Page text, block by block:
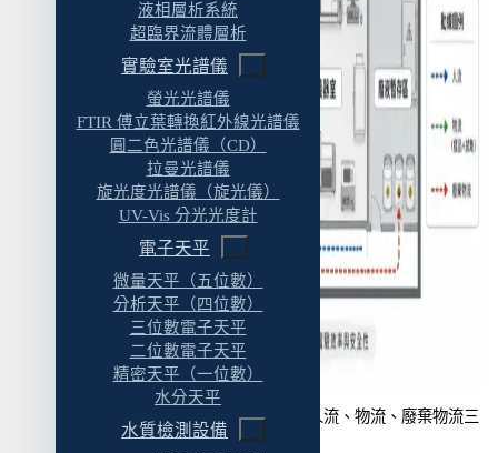
液相層析系統
超臨界流體層析
實驗室光譜儀
螢光光譜儀
FTIR 傅立葉轉換紅外線光譜儀
圓二色光譜儀（CD）
拉曼光譜儀
旋光度光譜儀（旋光儀）
UV-Vis 分光光度計
電子天平
微量天平（五位數）
分析天平（四位數）
三位數電子天平
二位數電子天平
精密天平（一位數）
水分天平
水質檢測設備
四、四種實驗室的動線模式比較
四種動線模式比較表
五、實驗室通道寬度與逃生動線
通道寬度的建議
逃生動線的兩個原則
通道不能被佔用
六、實驗室傢俱配置與設備佈局
實驗桌的排列方式
排煙櫃的位置策略：三個遠離一個靠近
BSC 的位置策略
天平室的位置
實驗室動線設計要同時處理人流、物流、廢棄物流三
條路線，交叉越少越好